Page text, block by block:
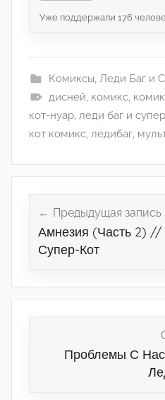
Уже поддержали 176
Комиксы, Леди Баг и
дисней, комикс,
кот-нуар, леди баг и
кот комикс, ледибаг,
записям
Предыдущая запись
Амнезия (Часть 2) //
Супер-Кот
Проблемы С